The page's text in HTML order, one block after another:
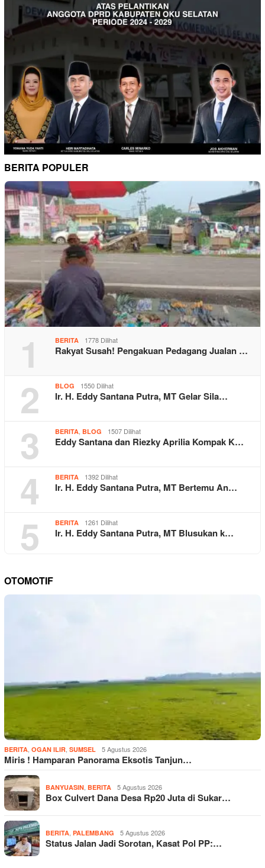
BERITA POPULER
1 BERITA 1778 Dilihat
Rakyat Susah! Pengakuan Pedagang Jualan …
2 BLOG 1550 Dilihat
Ir. H. Eddy Santana Putra, MT Gelar Sila…
3 BERITA BLOG 1507 Dilihat
Eddy Santana dan Riezky Aprilia Kompak K…
4 BERITA 1392 Dilihat
Ir. H. Eddy Santana Putra, MT Bertemu An…
5 BERITA 1261 Dilihat
Ir. H. Eddy Santana Putra, MT Blusukan k…
OTOMOTIF
BERITA OGAN ILIR SUMSEL 5 Agustus 2026
Miris ! Hamparan Panorama Eksotis Tanjun…
BANYUASIN BERITA 5 Agustus 2026
Box Culvert Dana Desa Rp20 Juta di Sukar…
BERITA PALEMBANG 5 Agustus 2026
Status Jalan Jadi Sorotan, Kasat Pol PP:…